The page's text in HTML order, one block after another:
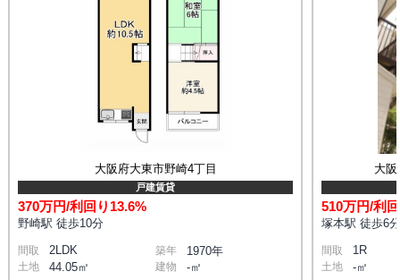
大阪府大東市野崎4丁目
戸建賃貸
370万円/利回り13.6%
野崎駅 徒歩10分
間取 2LDK 築年 1970年
土地 44.05㎡ 建物 -㎡
大
510万円/利
塚本駅 徒歩6分
間取 1R
土地 -㎡